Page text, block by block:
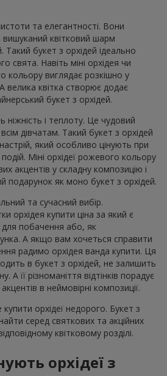
та елегантності. Вони
вишуканий квітковий шарм
Такий букет з орхідей ідеально
свята. Навіть міні орхідея чи
кольору виглядає розкішно у
велика квітка створює додає
букет з орхідей.
ніжність і теплоту. Це чудовий
дівчатам. Такий букет з орхідей
який особливо цінують при
Міні орхідеї рожевого кольору
акцентів у складну композицію і
подарунок як моно букет з орхідей.
та сучасний вибір.
орхідея купити ціна за який є
побачення або, як
А якщо вам хочеться справити
радимо орхідея ванда купити. Ця
в букет з орхідей, не залишить
її різноманіття відтінків порадує
в неймовірні композиції.
орхідеї недорого. Букет з
серед святкових та акційних
квітковому розділі.
орхідеї з